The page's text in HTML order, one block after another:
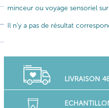
minceur ou voyage sensoriel
Il n'y a pas de résultat
LIVRAISON